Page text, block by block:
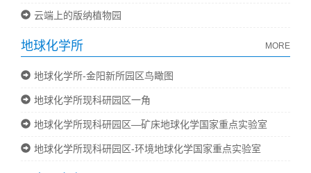
云端上的版纳植物园
地球化学所 MORE
地球化学所-金阳新所园区鸟瞰图
地球化学所现科研园区一角
地球化学所现科研园区—矿床地球化学国家重点实验室
地球化学所现科研园区-环境地球化学国家重点实验室